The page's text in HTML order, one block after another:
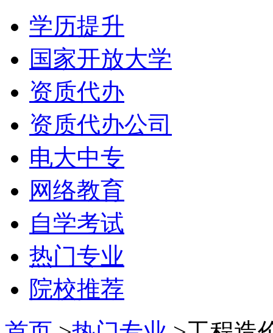
学历提升
国家开放大学
资质代办
资质代办公司
电大中专
网络教育
自学考试
热门专业
院校推荐